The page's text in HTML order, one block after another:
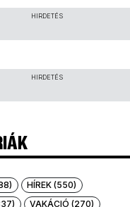
HIRDETÉS
HIRDETÉS
HÍREK (550)
VAKÁCIÓ (270)